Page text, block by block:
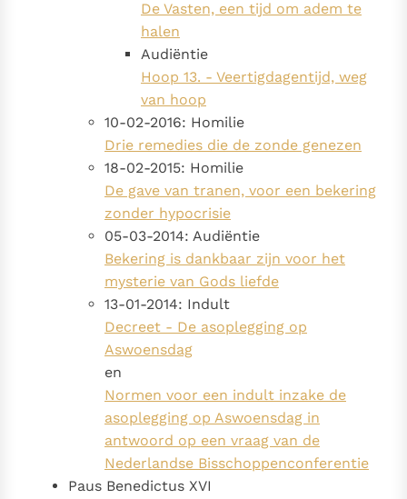
Paus Leo XIV in Pavia: "De stad is zowel een gave als
Paus in Pavia: St. Augustinus toont ons de noodzaak om
"naar het innerlijk" toe te keren.
RK Documenten stelt heel veel belangrijke
kerkelijke documenten van de Rooms
Katholieke Kerk in het Nederlands beschikbaar
en is volledig afhankelijk van donaties.
Ik help mee!
De Vasten, een tijd om adem te
halen
Audiëntie
Hoop 13. - Veertigdagentijd, weg
van hoop
10-02-2016: Homilie
Drie remedies die de zonde genezen
18-02-2015: Homilie
De gave van tranen, voor een bekering
zonder hypocrisie
05-03-2014: Audiëntie
Bekering is dankbaar zijn voor het
mysterie van Gods liefde
13-01-2014: Indult
Decreet - De asoplegging op
Aswoensdag
en
Normen voor een indult inzake de
asoplegging op Aswoensdag in
antwoord op een vraag van de
Nederlandse Bisschoppenconferentie
Paus Benedictus XVI